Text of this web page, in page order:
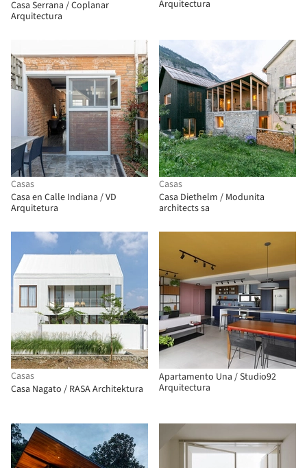
Casa Serrana / Coplanar
Arquitectura
Arquitectura
Casas
Casa en Calle Indiana / VD
Arquitetura
Casas
Casa Diethelm / Modunita
architects sa
Casas
Casa Nagato / RASA Architektura
Apartamento Una / Studio92
Arquitectura